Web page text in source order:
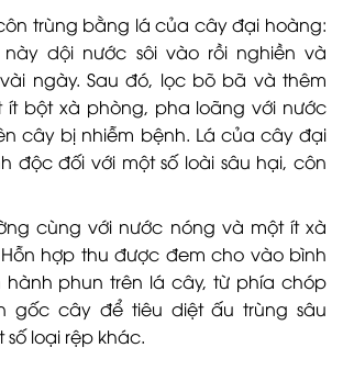
trùng bằng lá của cây đại hoàng:
dội nước sôi vào rồi nghiền và
ngày. Sau đó, lọc bõ bã và thêm
ít bột xà phòng, pha loãng với nước
cây bị nhiễm bệnh. Lá của cây đại
độc đối với một số loài sâu hại, côn
cùng với nước nóng và một ít xà
hợp thu được đem cho vào bình
hành phun trên lá cây, từ phía chóp
gốc cây để tiêu diệt ấu trùng sâu
loại rệp khác.